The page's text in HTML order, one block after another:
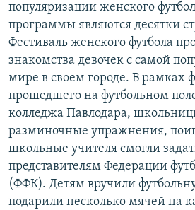
популяризации женского
программы являются десятки
Фестиваль женского футбола
знакомства девочек с самой
мире в своем городе. В рамках
прошедшего на футбольном
колледжа Павлодара,
разминочные упражнения,
школьные учителя смогли
представителям Федерации
(ФФК). Детям вручили
подарили несколько мячей на